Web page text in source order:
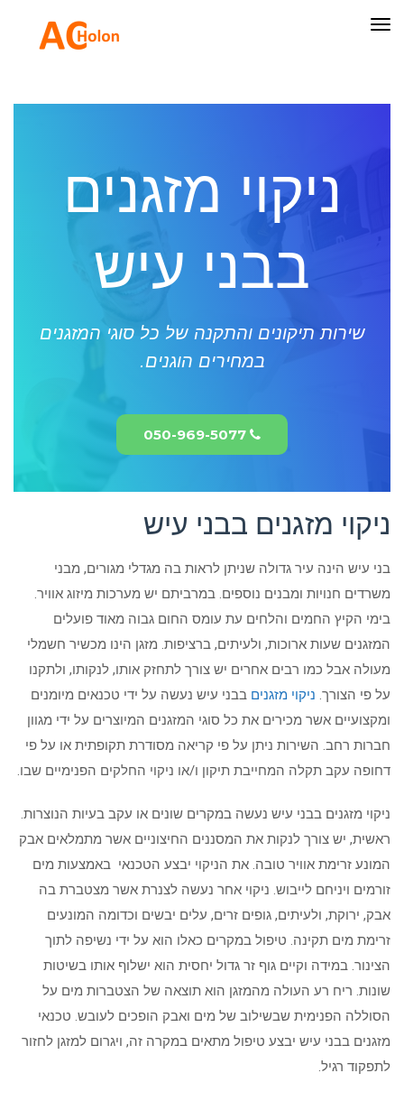
תפריט
ניקוי מזגנים
בבני עיש
שירות תיקונים והתקנה של כל סוגי המזגנים
במחירים הוגנים.
050-969-5077
ניקוי מזגנים בבני עיש
בני עיש הינה עיר גדולה שניתן לראות בה מגדלי מגורים, מבני
משרדים חנויות ומבנים נוספים. במרביתם יש מערכות מיזוג אוויר.
בימי הקיץ החמים והלחים עת עומס החום גבוה מאוד פועלים
המזגנים שעות ארוכות, ולעיתים, ברציפות. מזגן הינו מכשיר חשמלי
מעולה אבל כמו רבים אחרים יש צורך לתחזק אותו, לנקותו, ולתקנו
על פי הצורך. ניקוי מזגנים בבני עיש נעשה על ידי טכנאים מיומנים
ומקצועיים אשר מכירים את כל סוגי המזגנים המיוצרים על ידי מגוון
חברות רחב. השירות ניתן על פי קריאה מסודרת תקופתית או על פי
דחופה עקב תקלה המחייבת תיקון ו/או ניקוי החלקים הפנימיים שבו.
ניקוי מזגנים בבני עיש נעשה במקרים שונים או עקב בעיות הנוצרות.
ראשית, יש צורך לנקות את המסננים החיצוניים אשר מתמלאים אבק
המונע זרימת אוויר טובה. את הניקוי יבצע הטכנאי באמצעות מים
זורמים ויניחם לייבוש. ניקוי אחר נעשה לצנרת אשר מצטברת בה
אבק, ירוקת, ולעיתים, גופים זרים, עלים יבשים וכדומה המונעים
זרימת מים תקינה. טיפול במקרים כאלו הוא על ידי נשיפה לתוך
הצינור. במידה וקיים גוף זר גדול יחסית הוא ישלוף אותו בשיטות
שונות. ריח רע העולה מהמזגן הוא תוצאה של הצטברות מים על
הסוללה הפנימית שבשילוב של מים ואבק הופכים לעובש. טכנאי
מזגנים בבני עיש יבצע טיפול מתאים במקרה זה, ויגרום למזגן לחזור
לתפקוד רגיל.